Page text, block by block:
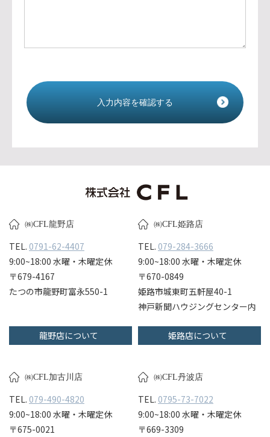
㈱CFL龍野店
TEL. 0791-62-4407
9:00~18:00 水曜・木曜定休
〒679-4167
たつの市龍野町富永550-1
龍野店について
㈱CFL姫路店
TEL. 079-284-3666
9:00~18:00 水曜・木曜定休
〒670-0849
姫路市城東町五軒屋40-1
神戸新聞ハウジングセンター内
姫路店について
㈱CFL加古川店
TEL. 079-490-4820
9:00~18:00 水曜・木曜定休
〒675-0021
㈱CFL丹波店
TEL. 0795-73-7022
9:00~18:00 水曜・木曜定休
〒669-3309